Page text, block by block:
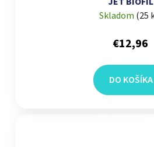
Skladom (25
€12,96
DO KOŠÍKA